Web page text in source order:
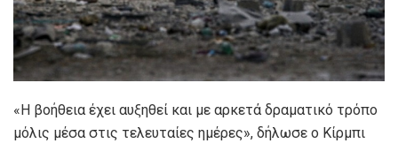
«Η βοήθεια έχει αυξηθεί και με αρκετά δραματικό τρόπο
μόλις μέσα στις τελευταίες ημέρες», δήλωσε ο Κίρμπι